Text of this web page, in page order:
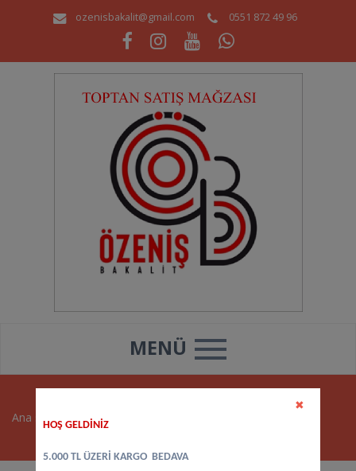
ozenisbakalit@gmail.com 0551 872 49 96
MENÜ
Ana sayfa >Tencere Kulpları - Sapları
HOŞ GELDİNİZ
5.000 TL ÜZERİ KARGO BEDAVA
✖